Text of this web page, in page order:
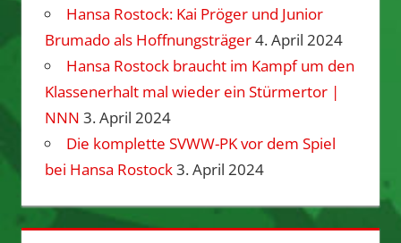
Hansa Rostock: Kai Pröger und Junior
Brumado als Hoffnungsträger4. April 2024
Hansa Rostock braucht im Kampf um den
Klassenerhalt mal wieder ein Stürmertor |
NNN 3. April 2024
Die komplette SVWW-PK vor dem Spiel
bei Hansa Rostock3. April 2024